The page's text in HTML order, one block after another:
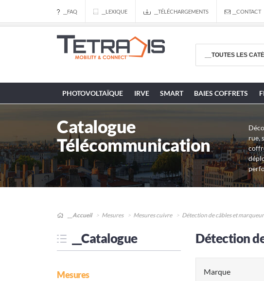
__FAQ __LEXIQUE __TÉLÉCHARGEMENTS __CONTACT
PHOTOVOLTAÏQUE IRVE SMART BAIES COFFRETS
Catalogue
Télécommunication
rue,
__Accueil Mesures Mesures cuivre Détection de câbles et
__Catalogue
Mesures
Détection
Marque